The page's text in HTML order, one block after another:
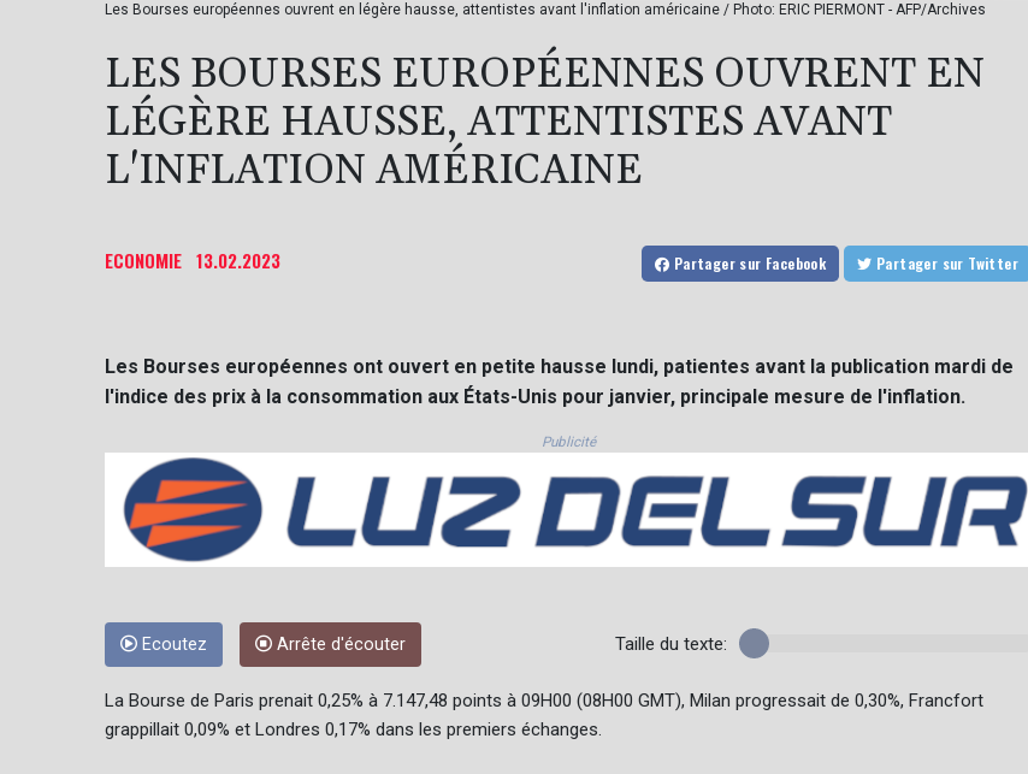
Les Bourses européennes ouvrent en légère hausse, attentistes avant l'inflation américaine / Photo: ERIC PIERMONT - AFP/Archives
LES BOURSES EUROPÉENNES OUVRENT EN
LÉGÈRE HAUSSE, ATTENTISTES AVANT
L'INFLATION AMÉRICAINE
ECONOMIE 13.02.2023 Partager sur Facebook Partager sur Twitter
Les Bourses européennes ont ouvert en petite hausse lundi, patientes avant la publication mardi de
l'indice des prix à la consommation aux États-Unis pour janvier, principale mesure de l'inflation.
Publicité
Ecoutez Arrête d'écouter Taille du texte:
La Bourse de Paris prenait 0,25% à 7.147,48 points à 09H00 (08H00 GMT), Milan progressait de 0,30%, Francfort
grappillait 0,09% et Londres 0,17% dans les premiers échanges.